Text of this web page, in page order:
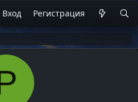
Вход Регистрация